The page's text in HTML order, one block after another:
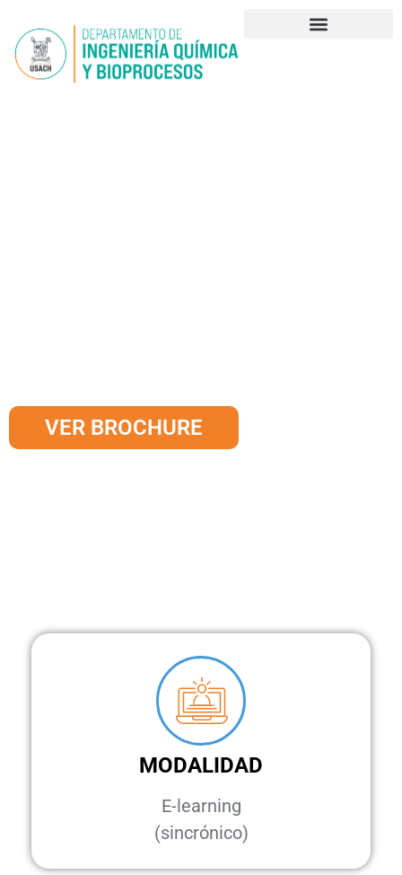
VER BROCHURE
MODALIDAD
E-learning
(sincrónico)